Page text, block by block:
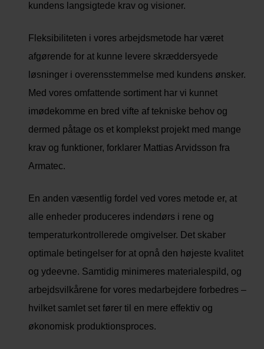
kundens langsigtede krav og visioner.
Fleksibiliteten i vores arbejdsmetode har været
afgørende for at kunne levere skræddersyede
løsninger i overensstemmelse med kundens ønsker.
Med vores omfattende sortiment har vi kunnet
imødekomme en bred vifte af tekniske behov og
dermed påtage os et komplekst projekt med mange
krav og funktioner, forklarer Mattias Arvidsson fra
Armatec.
En anden væsentlig fordel ved vores metode er, at
alle enheder produceres indendørs i rene og
temperaturkontrollerede omgivelser. Det skaber
optimale betingelser for at opnå den højeste kvalitet
og ydeevne. Samtidig minimeres materialespild, og
arbejdsvilkårene for vores medarbejdere forbedres –
hvilket samlet set fører til en mere effektiv og
økonomisk produktionsproces.